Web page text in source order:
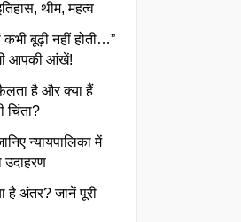
थीम, महत्व
बूढ़ी नहीं होती…”
आपकी आंखें!
है और क्या हैं
चिंता?
न्यायपालिका में
उदाहरण
है अंतर? जानें पूरी